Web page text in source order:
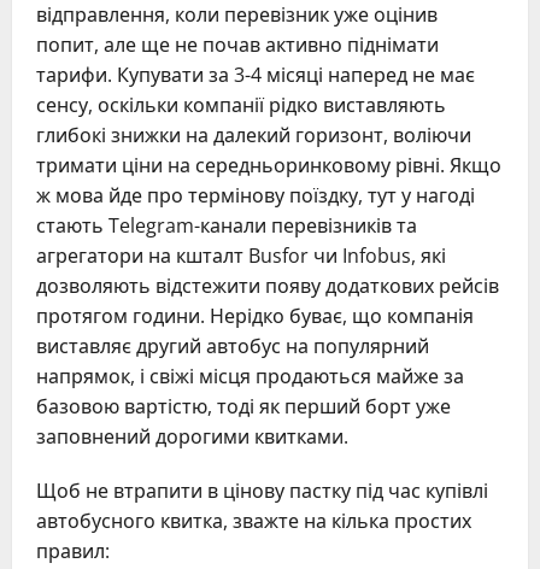
відправлення, коли перевізник уже оцінив
попит, але ще не почав активно піднімати
тарифи. Купувати за 3-4 місяці наперед не має
сенсу, оскільки компанії рідко виставляють
глибокі знижки на далекий горизонт, воліючи
тримати ціни на середньоринковому рівні. Якщо
ж мова йде про термінову поїздку, тут у нагоді
стають Telegram-канали перевізників та
агрегатори на кшталт Busfor чи Infobus, які
дозволяють відстежити появу додаткових рейсів
протягом години. Нерідко буває, що компанія
виставляє другий автобус на популярний
напрямок, і свіжі місця продаються майже за
базовою вартістю, тоді як перший борт уже
заповнений дорогими квитками.
Щоб не втрапити в цінову пастку під час купівлі
автобусного квитка, зважте на кілька простих
правил: